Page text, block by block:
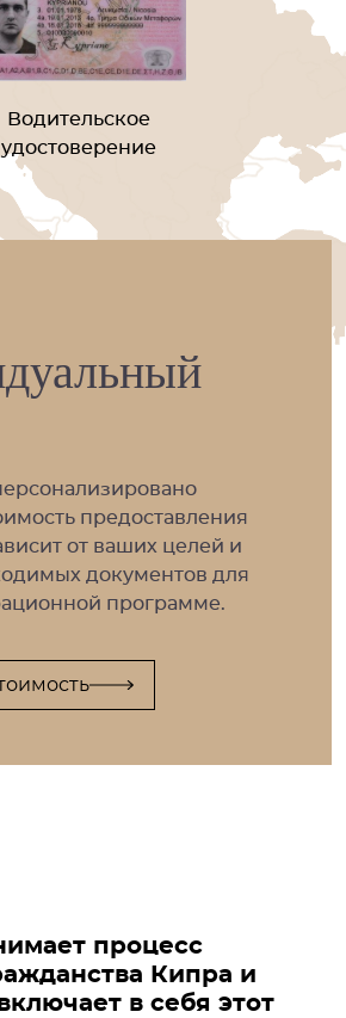
Водительское
удостоверение
предоставления
от ваших целей и
документов для
программе.
процесс
Кипра и
в себя этот